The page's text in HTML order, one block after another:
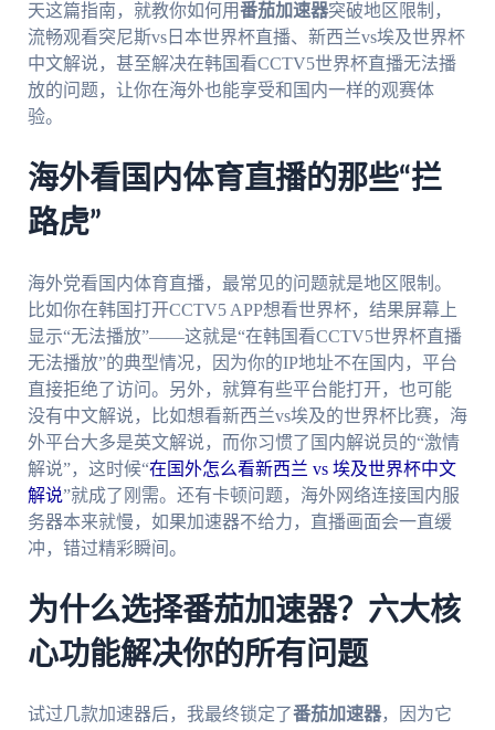
天这篇指南，就教你如何用番茄加速器突破地区限制，
流畅观看突尼斯vs日本世界杯直播、新西兰vs埃及世界杯
中文解说，甚至解决在韩国看CCTV5世界杯直播无法播
放的问题，让你在海外也能享受和国内一样的观赛体
验。
海外看国内体育直播的那些“拦
路虎”
海外党看国内体育直播，最常见的问题就是地区限制。
比如你在韩国打开CCTV5 APP想看世界杯，结果屏幕上
显示“无法播放”——这就是“在韩国看CCTV5世界杯直播
无法播放”的典型情况，因为你的IP地址不在国内，平台
直接拒绝了访问。另外，就算有些平台能打开，也可能
没有中文解说，比如想看新西兰vs埃及的世界杯比赛，海
外平台大多是英文解说，而你习惯了国内解说员的“激情
解说”，这时候“在国外怎么看新西兰 vs 埃及世界杯中文
解说”就成了刚需。还有卡顿问题，海外网络连接国内服
务器本来就慢，如果加速器不给力，直播画面会一直缓
冲，错过精彩瞬间。
为什么选择番茄加速器？六大核
心功能解决你的所有问题
试过几款加速器后，我最终锁定了番茄加速器，因为它